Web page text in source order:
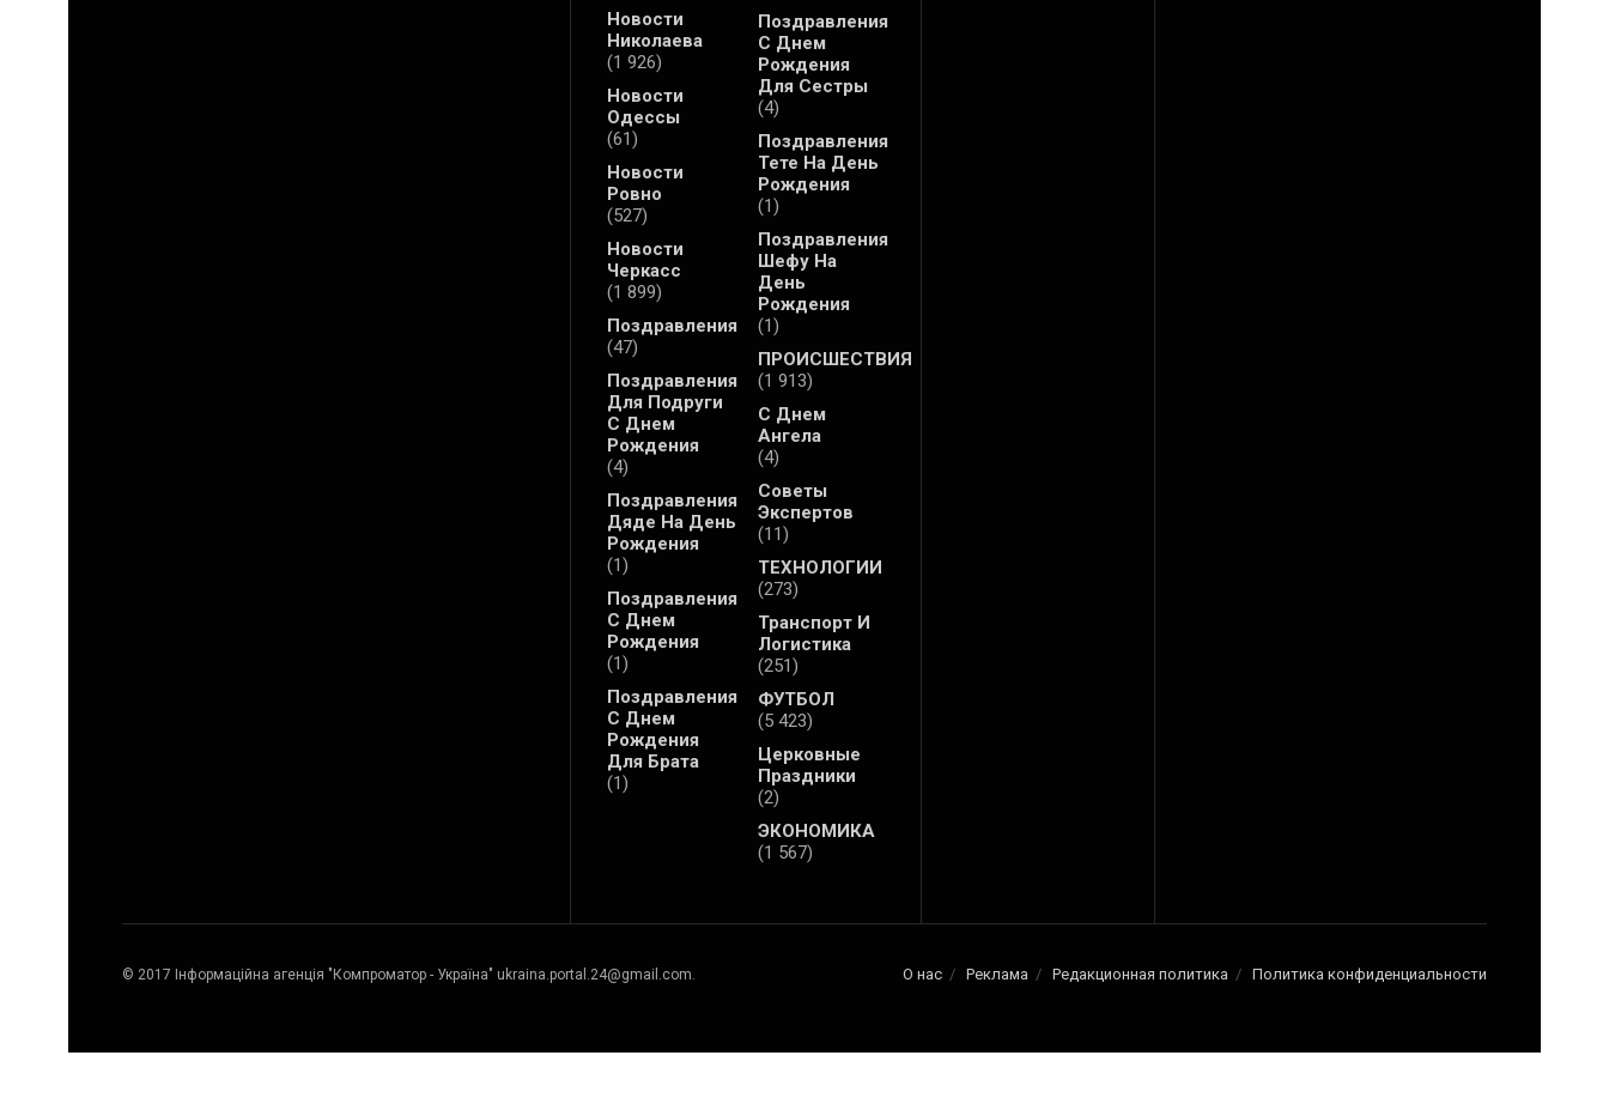
Новости
Николаева
(1 926)
Новости
Одессы
(61)
Новости
Ровно
(527)
Новости
Черкасс
(1 899)
Поздравления
(47)
Поздравления
Для Подруги
С Днем
Рождения
(4)
Поздравления
Дяде На День
Рождения
(1)
Поздравления
С Днем
Рождения
(1)
Поздравления
С Днем
Рождения
Для Брата
(1)
Поздравления
С Днем
Рождения
Для Сестры
(4)
Поздравления
Тете На День
Рождения
(1)
Поздравления
Шефу На
День
Рождения
(1)
ПРОИСШЕСТВИЯ
(1 913)
С Днем
Ангела
(4)
Советы
Экспертов
(11)
ТЕХНОЛОГИИ
(273)
Транспорт И
Логистика
(251)
ФУТБОЛ
(5 423)
Церковные
Праздники
(2)
ЭКОНОМИКА
(1 567)
О нас Реклама Редакционная политика Политика конфиденциальности
© 2017 Інформаційна агенція "Компроматор - Україна" ukraina.portal.24@gmail.com.